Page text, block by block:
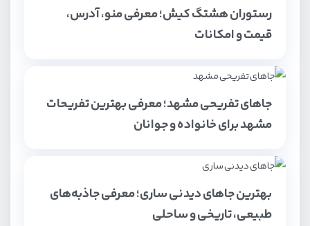
رستوران هشتگ کیش؛ معرفی منو، آدرس،
قیمت و امکانات
جاهای تفریحی مشهد؛ معرفی بهترین تفریحات
مشهد برای خانواده و جوانان
بهترین جاهای دیدنی ساری؛ معرفی جاذبه‌های
طبیعی، تاریخی و ساحلی